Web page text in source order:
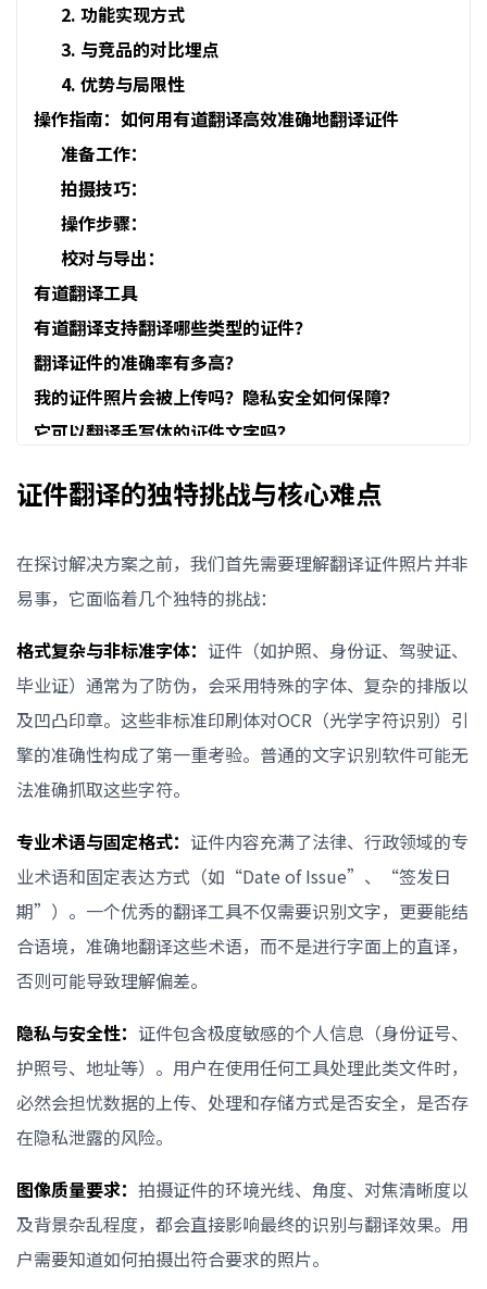
2. 功能实现方式
3. 与竞品的对比埋点
4. 优势与局限性
操作指南：如何用有道翻译高效准确地翻译证件
准备工作：
拍摄技巧：
操作步骤：
校对与导出：
有道翻译工具
有道翻译支持翻译哪些类型的证件？
翻译证件的准确率有多高？
我的证件照片会被上传吗？隐私安全如何保障？
它可以翻译手写体的证件文字吗？
证件翻译的独特挑战与核心难点
在探讨解决方案之前，我们首先需要理解翻译证件照片并非
易事，它面临着几个独特的挑战：
格式复杂与非标准字体： 证件（如护照、身份证、驾驶证、
毕业证）通常为了防伪，会采用特殊的字体、复杂的排版以
及凹凸印章。这些非标准印刷体对OCR（光学字符识别）引
擎的准确性构成了第一重考验。普通的文字识别软件可能无
法准确抓取这些字符。
专业术语与固定格式： 证件内容充满了法律、行政领域的专
业术语和固定表达方式（如“Date of Issue”、“签发日
期”）。一个优秀的翻译工具不仅需要识别文字，更要能结
合语境，准确地翻译这些术语，而不是进行字面上的直译，
否则可能导致理解偏差。
隐私与安全性： 证件包含极度敏感的个人信息（身份证号、
护照号、地址等）。用户在使用任何工具处理此类文件时，
必然会担忧数据的上传、处理和存储方式是否安全，是否存
在隐私泄露的风险。
图像质量要求： 拍摄证件的环境光线、角度、对焦清晰度以
及背景杂乱程度，都会直接影响最终的识别与翻译效果。用
户需要知道如何拍摄出符合要求的照片。